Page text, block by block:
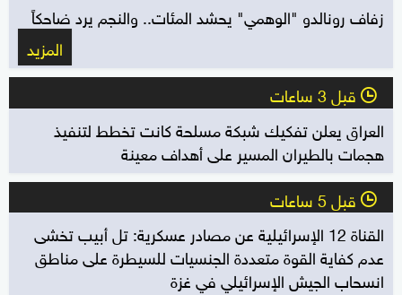
زفاف رونالدو "الوهمي" يحشد المئات.. والنجم يرد ضاحكاً
المزيد
l قبل 3 ساعات
العراق يعلن تفكيك شبكة مسلحة كانت تخطط لتنفيذ
هجمات بالطيران المسير على أهداف معينة
l قبل 5 ساعات
القناة 12 الإسرائيلية عن مصادر عسكرية: تل أبيب تخشى
عدم كفاية القوة متعددة الجنسيات للسيطرة على مناطق
انسحاب الجيش الإسرائيلي في غزة